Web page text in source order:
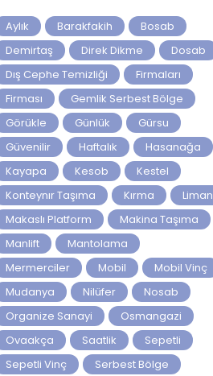
Aylık Barakfakih
Bosab
Demirtaş
Direk Dikme
Dosab
Dış Cephe Temizliği
Firmaları
Firması
Gemlik Serbest Bölge
Görükle
Günlük
Gürsu
Güvenilir
Haftalık
Hasanağa
Kayapa
Kesob
Kestel
Konteynır Taşıma
Kırma
Liman
Makaslı Platform
Makina Taşıma
Manlift
Mantolama
Mermerciler
Mobil
Mobil Vinç
Mudanya
Nilüfer
Nosab
Organize Sanayi
Osmangazi
Ovaakça
Saatlik
Sepetli
Sepetli Vinç
Serbest Bölge